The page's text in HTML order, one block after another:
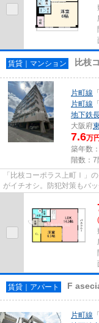
賃貸｜マンション 比枝
片町線 「
片町線 「
地下鉄
大阪府
7.6万
築年数
階数：7
「比枝コーポラス上町Ⅰ」
がイチオシ。防犯対策もバ
がある物件です。当社スタ
賃貸｜アパート F
片町線 「